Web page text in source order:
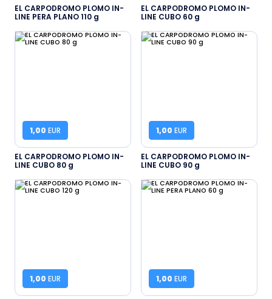
EL CARPODROMO PLOMO IN-
LINE PERA PLANO 110 g
EL CARPODROMO PLOMO IN-
LINE CUBO 60 g
1,00 EUR
EL CARPODROMO PLOMO IN-
LINE CUBO 80 g
1,00 EUR
EL CARPODROMO PLOMO IN-
LINE CUBO 90 g
1,00 EUR 1,00 EUR